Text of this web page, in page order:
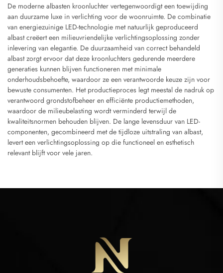
De moderne albasten kroonluchter vertegenwoordigt een toewijding
aan duurzame luxe in verlichting voor de woonruimte. De combinatie
van energiezuinige LED-technologie met natuurlijk geproduceerd
albast creëert een milieuvriendelijke verlichtingsoplossing zonder
inlevering van elegantie. De duurzaamheid van correct behandeld
albast zorgt ervoor dat deze kroonluchters gedurende meerdere
generaties kunnen blijven functioneren met minimale
onderhoudsbehoefte, waardoor ze een verantwoorde keuze zijn voor
bewuste consumenten. Het productieproces legt meestal de nadruk op
verantwoord grondstofbeheer en efficiënte productiemethoden,
waardoor de milieubelasting wordt verminderd terwijl de
kwaliteitsnormen behouden blijven. De lange levensduur van LED-
componenten, gecombineerd met de tijdloze uitstraling van albast,
levert een verlichtingsoplossing op die functioneel en esthetisch
relevant blijft voor vele jaren.